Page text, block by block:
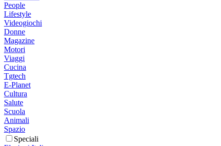
People
Lifestyle
Videogiochi
Donne
Magazine
Motori
Viaggi
Cucina
Tgtech
E-Planet
Cultura
Salute
Scuola
Animali
Spazio
Speciali